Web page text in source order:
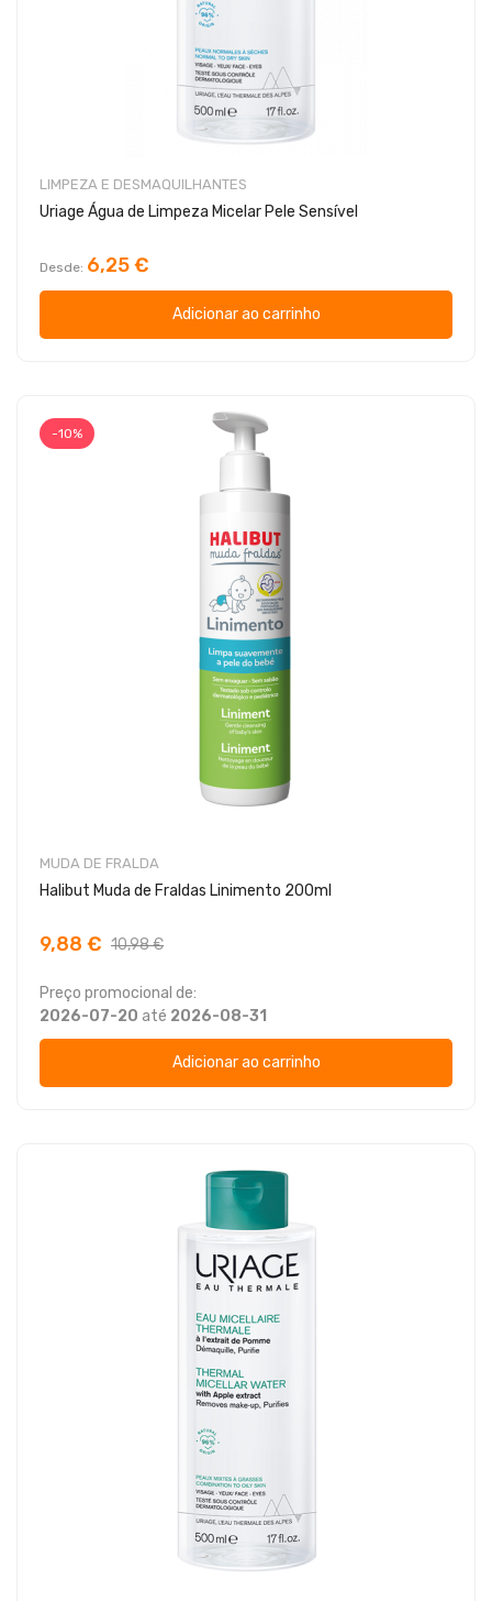
LIMPEZA E DESMAQUILHANTES
Uriage Água de Limpeza Micelar Pele Sensível
Desde 6,25 €
Adicionar ao carrinho
-10%
MUDA DE FRALDA
Halibut Muda de Fraldas Linimento 200ml
9,88 € 10,98 €
Preço promocional de:
2026-07-20 até 2026-08-31
Adicionar ao carrinho